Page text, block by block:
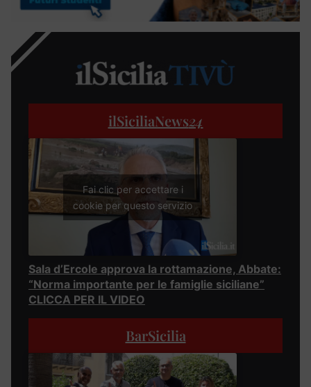
ilSiciliaNews24
Fai clic per accettare i
cookie per questo servizio
Sala d’Ercole approva la rottamazione, Abbate:
“Norma importante per le famiglie siciliane”
CLICCA PER IL VIDEO
BarSicilia